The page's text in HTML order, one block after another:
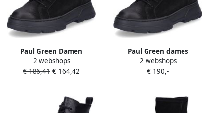
Paul Green Damen
Schnürboot schwarz
2 webshops
€ 186,41 € 164,42
Paul Green dames
veterlaars zwart
2 webshops
€ 190,-